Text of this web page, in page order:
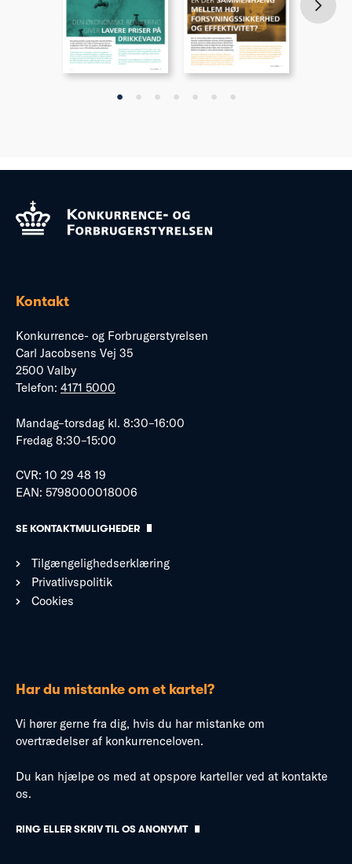
• • • • • • •
Kontakt
Konkurrence- og Forbrugerstyrelsen
Carl Jacobsens Vej 35
2500 Valby
Telefon: 4171 5000
Mandag–torsdag kl. 8:30–16:00
Fredag 8:30–15:00
CVR: 10 29 48 19
EAN: 5798000018006
SE KONTAKTMULIGHEDER
Tilgængelighedserklæring
Privatlivspolitik
Cookies
Har du mistanke om et kartel?
Vi hører gerne fra dig, hvis du har mistanke om
overtrædelser af konkurrenceloven.
Du kan hjælpe os med at opspore karteller ved at kontakte
os.
RING ELLER SKRIV TIL OS ANONYMT